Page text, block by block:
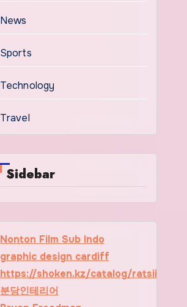
News
Sports
Technology
Travel
Sidebar
Nonton Film Sub Indo
graphic design cardiff
https://shoken.kz/catalog/ratsii
분당인테리어